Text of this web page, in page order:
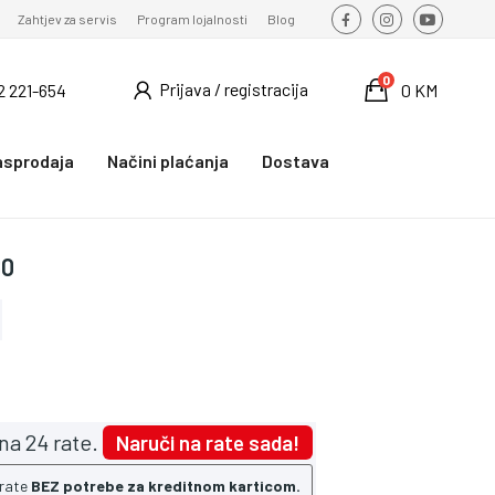
Zahtjev za servis Program lojalnosti Blog
221-654 Prijava / registracija 0 KM
0
Načini plaćanja
Dostava
na 24 rate. Naruči na rate sada!
BEZ potrebe za kreditnom karticom.